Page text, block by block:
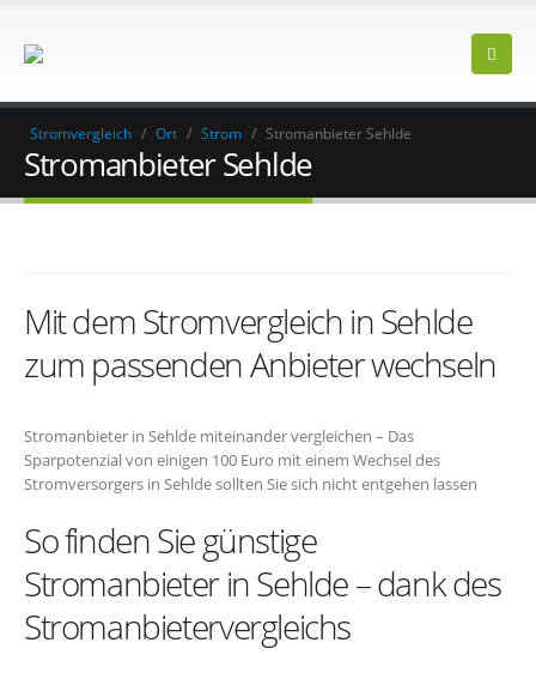
Stromvergleich / Ort / Strom / Stromanbieter Sehlde
Stromanbieter Sehlde
Mit dem Stromvergleich in Sehlde
zum passenden Anbieter wechseln
Stromanbieter in Sehlde miteinander vergleichen – Das
Sparpotenzial von einigen 100 Euro mit einem Wechsel des
Stromversorgers in Sehlde sollten Sie sich nicht entgehen lassen
So finden Sie günstige
Stromanbieter in Sehlde – dank des
Stromanbietervergleichs